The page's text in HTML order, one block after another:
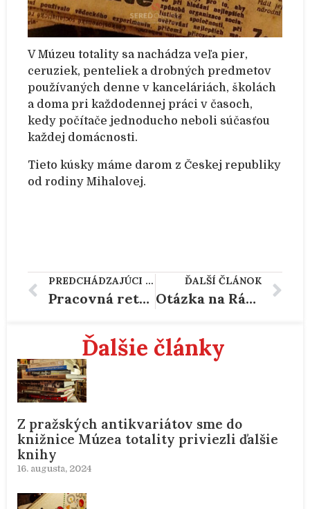
V Múzeu totality sa nachádza veľa pier,
ceruziek, penteliek a drobných predmetov
používaných denne v kanceláriách, školách
a doma pri každodennej práci v časoch,
kedy počítače jednoducho neboli súčasťou
každej domácnosti.
Tieto kúsky máme darom z Českej republiky
od rodiny Mihalovej.
PREDCHÁDZAJÚCI ČLÁNOK
Pracovná retro bakelitová lampa
ĎALŠÍ ČLÁNOK
Otázka na Rádio Jerevan
Ďalšie články
Z pražských antikvariátov sme do
knižnice Múzea totality priviezli ďalšie
knihy
16. augusta, 2024